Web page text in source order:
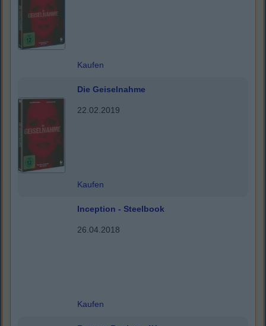
Kaufen
Die Geiselnahme
22.02.2019
Kaufen
Inception - Steelbook
26.04.2018
Kaufen